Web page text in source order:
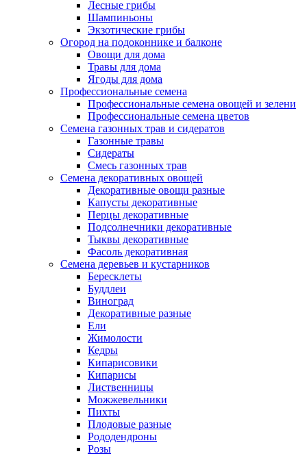
Лесные грибы
Шампиньоны
Экзотические грибы
Огород на подоконнике и балконе
Овощи для дома
Травы для дома
Ягоды для дома
Профессиональные семена
Профессиональные семена овощей и зелени
Профессиональные семена цветов
Семена газонных трав и сидератов
Газонные травы
Сидераты
Смесь газонных трав
Семена декоративных овощей
Декоративные овощи разные
Капусты декоративные
Перцы декоративные
Подсолнечники декоративные
Тыквы декоративные
Фасоль декоративная
Семена деревьев и кустарников
Бересклеты
Буддлеи
Виноград
Декоративные разные
Ели
Жимолости
Кедры
Кипарисовики
Кипарисы
Лиственницы
Можжевельники
Пихты
Плодовые разные
Рододендроны
Розы